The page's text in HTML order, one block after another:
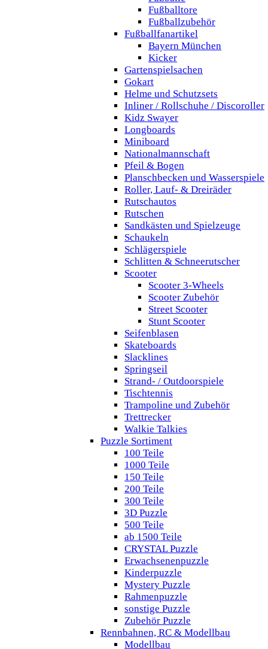
Fußballtore
Fußballzubehör
Fußballfanartikel
Bayern München
Kicker
Gartenspielsachen
Gokart
Helme und Schutzsets
Inliner / Rollschuhe / Discoroller
Kidz Swayer
Longboards
Miniboard
Nationalmannschaft
Pfeil & Bogen
Planschbecken und Wasserspiele
Roller, Lauf- & Dreiräder
Rutschautos
Rutschen
Sandkästen und Spielzeuge
Schaukeln
Schlägerspiele
Schlitten & Schneerutscher
Scooter
Scooter 3-Wheels
Scooter Zubehör
Street Scooter
Stunt Scooter
Seifenblasen
Skateboards
Slacklines
Springseil
Strand- / Outdoorspiele
Tischtennis
Trampoline und Zubehör
Trettrecker
Walkie Talkies
Puzzle Sortiment
100 Teile
1000 Teile
150 Teile
200 Teile
300 Teile
3D Puzzle
500 Teile
ab 1500 Teile
CRYSTAL Puzzle
Erwachsenenpuzzle
Kinderpuzzle
Mystery Puzzle
Rahmenpuzzle
sonstige Puzzle
Zubehör Puzzle
Rennbahnen, RC & Modellbau
Modellbau